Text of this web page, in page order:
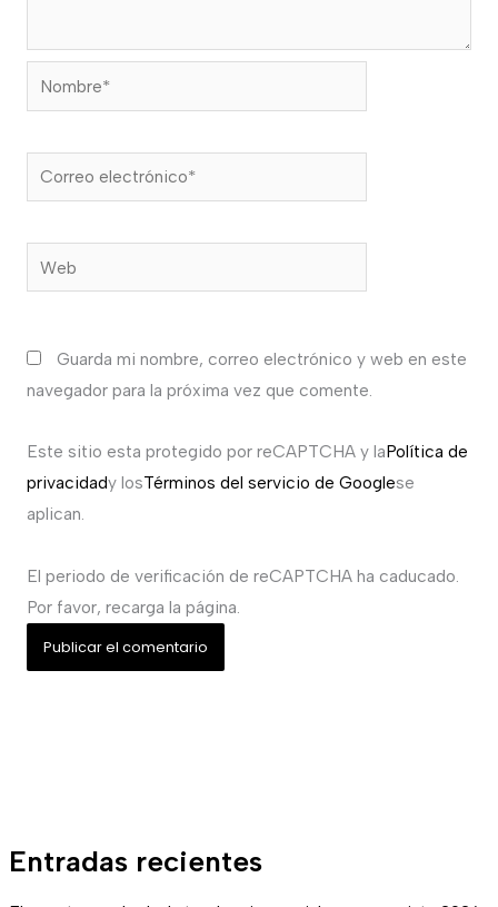
Entradas recientes
Nombre*
Correo
electrónico*
Web
Guarda mi nombre, correo electrónico y web en este
navegador para la próxima vez que comente.
Este sitio esta protegido por reCAPTCHA y laPolítica de
privacidady losTérminos del servicio de Googlese
aplican.
El periodo de verificación de reCAPTCHA ha caducado.
Por favor, recarga la página.